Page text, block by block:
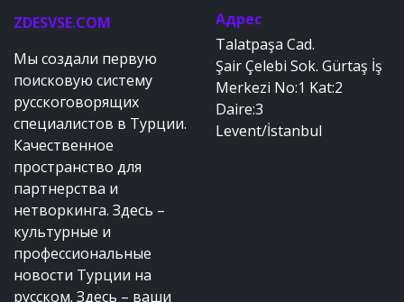
ZDESVSE.COM
Мы создали первую
поисковую систему
русскоговорящих
специалистов в Турции.
Качественное
пространство для
партнерства и
нетворкинга. Здесь –
культурные и
профессиональные
новости Турции на
русском. Здесь – ваши
Адрес
Talatpaşa Cad.
Şair Çelebi Sok. Gürtaş İş
Merkezi No:1 Kat:2
Daire:3
Levent/İstanbul